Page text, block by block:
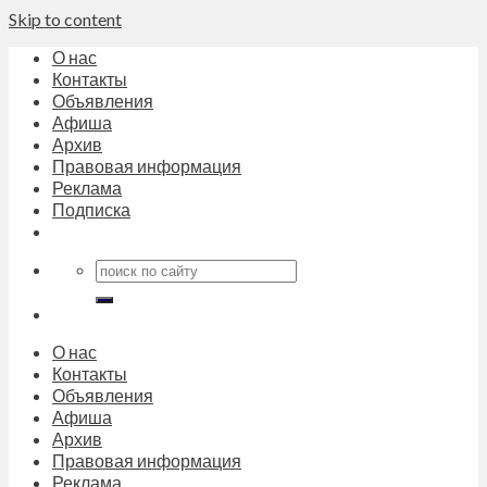
Skip to content
О нас
Контакты
Объявления
Афиша
Архив
Правовая информация
Реклама
Подписка
О нас
Контакты
Объявления
Афиша
Архив
Правовая информация
Реклама